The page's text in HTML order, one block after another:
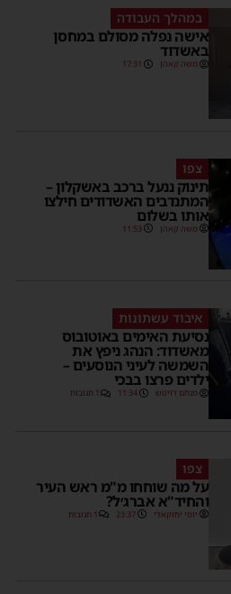
במהלך העבודה
אישה נפלה מסולם במחסן
באשדוד
משה קאהן 17:31
צפו
תינוק ננעל ברכב באשקלון –
המתנדבים האשדודים חילצו
אותו בשלום
משה קאהן 11:53
איבוד עשתונות
נסיעת האימים באוטובוס
מאשדוד: הנהג ניפץ את
השמשה לעיני הנוסעים –
ילדים פרצו בבכי
מנחם דויטש 11:34 1 תגובות
על מה שוחחו מ"מ ראש העיר
והחיד"א אברג׳ל?
יוסי יחזקאלי 23:37 1 תגובות